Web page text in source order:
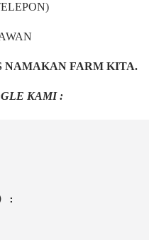
NAMAKAN FARM KITA.
KAMI :
: